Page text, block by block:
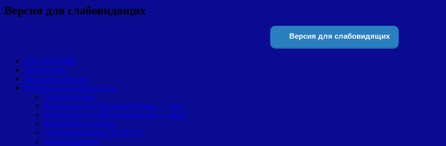
Версия для слабовидящих
Версия для слабовидящих
ГИА 2025/2026
Патриотизм
Навигатор детства
Комплексная безопасность
Для родителей
Безопасность детей на каникулах — лето
Безопасность детей на каникулах — зима
Безопасность детства
Противодействие COVID-19
Антикоррупция